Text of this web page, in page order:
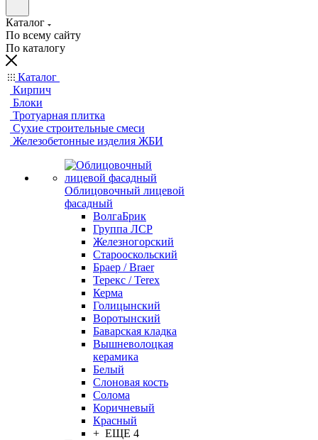
Каталог
По всему сайту
По каталогу
Каталог
Кирпич
Блоки
Тротуарная плитка
Сухие строительные смеси
Железобетонные изделия ЖБИ
Облицовочный лицевой
фасадный
ВолгаБрик
Группа ЛСР
Железногорский
Старооскольский
Браер / Braer
Терекс / Terex
Керма
Голицынский
Воротынский
Баварская кладка
Вышневолоцкая
керамика
Белый
Слоновая кость
Солома
Коричневый
Красный
+ ЕЩЕ 4